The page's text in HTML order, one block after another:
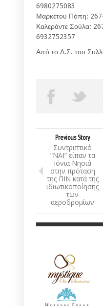
6980275083
Μαρκέτου Πόπη:
Καλεράντε Σούλα:
6932752357
Από το Δ.Σ. του
Previous Story
Συντριπτικό
“ΝΑΙ” είπαν τα
Ιόνια Νησιά
στην πρόταση
της ΠΙΝ κατά της
ιδιωτικοποίησης
των
αεροδρομίων